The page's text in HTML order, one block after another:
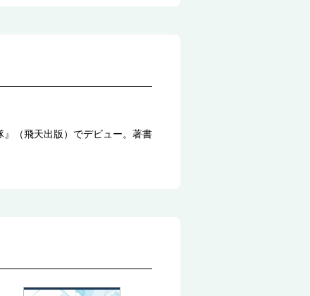
（飛天出版）でデビュー。著書